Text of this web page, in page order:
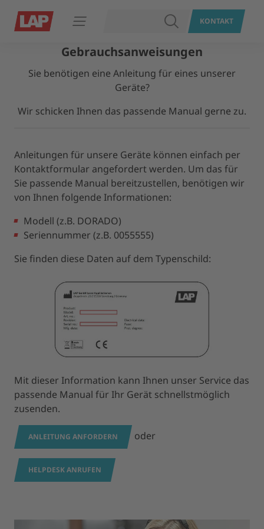
Navigation öffnen SUCHENKONTAKT
Gebrauchsanweisungen
Sie benötigen eine Anleitung für eines unserer
Geräte?
Wir schicken Ihnen das passende Manual gerne zu.
Anleitungen für unsere Geräte können einfach per
Kontaktformular angefordert werden. Um das für
Sie passende Manual bereitzustellen, benötigen wir
von Ihnen folgende Informationen:
Modell (z.B. DORADO)
Seriennummer (z.B. 0055555)
Sie finden diese Daten auf dem Typenschild:
Mit dieser Information kann Ihnen unser Service das
passende Manual für Ihr Gerät schnellstmöglich
zusenden.
ANLEITUNG ANFORDERN oder
HELPDESK ANRUFEN